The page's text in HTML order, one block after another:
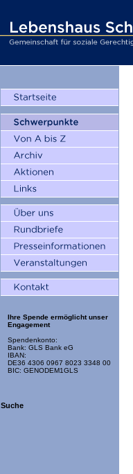
Ihre Spende ermöglicht unser
Engagement
Spendenkonto:
Bank: GLS Bank eG
IBAN:
DE36 4306 0967 8023 3348 00
BIC: GENODEM1GLS
Suche